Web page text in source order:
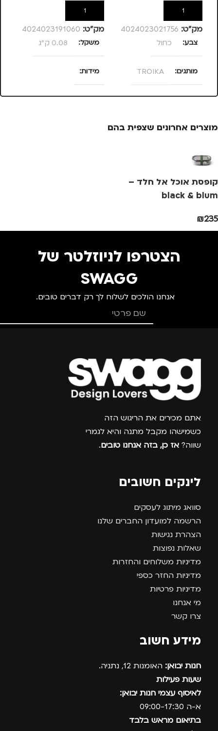
הוספה לסל
מק”ט: 4024023021756
צבע כחול
מותגים TROIKA
מתאים ל
גברים ,חיילים ,טיולים
הוספה לסל
מק”ט: 4024023191060
משקל 0.08 ק"ג
מידות
25 × 13.5 × 4
גברים
מוצרים אחרונים שצפית בהם
קופסת אוכל אל חלד –
black & blum
₪235
הצטרפו לניוזלטר של
SWAGG
אנחנו הולכים לשלוח לך רק דברים טובים.
צרפו אותי למועדון
אתם מכירים את הריגוש הזה
כשמישהו מקבל מתנה והיא לגמרי
שווה? אז כן, בזה אנחנו טובים.
לינקים חשובים
סוואג מיתוג לעסקים
הרשמה למועדון החברים שלנו
הצהרת נגישות
שאלות נפוצות
מדיניות משלוחים והחזרות
מדיניות החזר כספי
מדיניות פרטיות
מי אנחנו
צרו קשר
מידע חשוב
חנות יבואן: האומנות 12, נתניה.
שעות פעילות
לאיסוף עצמי חנות יבואן:
א-ה 09:00-17:30
בתיאום מראש בלבד